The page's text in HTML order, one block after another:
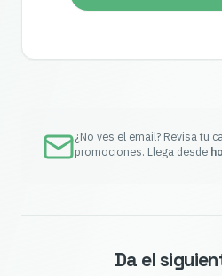
¿No ves el email? Revisa tu
promociones. Llega desde
Da el